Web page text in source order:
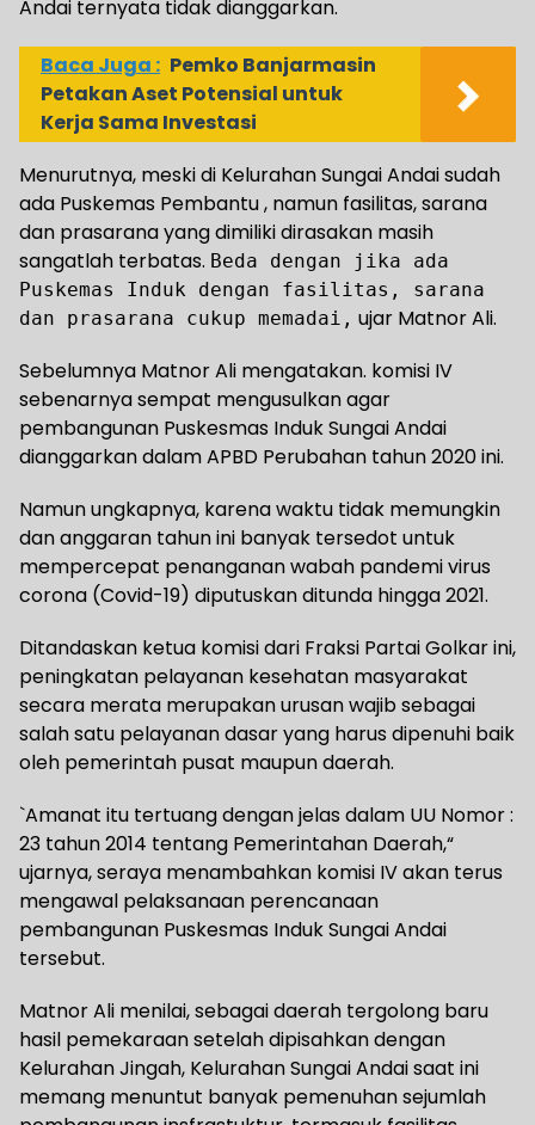
Andai ternyata tidak dianggarkan.
Baca Juga : Pemko Banjarmasin
Petakan Aset Potensial untuk
Kerja Sama Investasi
Menurutnya, meski di Kelurahan Sungai Andai sudah
ada Puskemas Pembantu , namun fasilitas, sarana
dan prasarana yang dimiliki dirasakan masih
sangatlah terbatas. Beda dengan jika ada
Puskemas Induk dengan fasilitas, sarana
dan prasarana cukup memadai, ujar Matnor Ali.
Sebelumnya Matnor Ali mengatakan. komisi IV
sebenarnya sempat mengusulkan agar
pembangunan Puskesmas Induk Sungai Andai
dianggarkan dalam APBD Perubahan tahun 2020 ini.
Namun ungkapnya, karena waktu tidak memungkin
dan anggaran tahun ini banyak tersedot untuk
mempercepat penanganan wabah pandemi virus
corona (Covid-19) diputuskan ditunda hingga 2021.
Ditandaskan ketua komisi dari Fraksi Partai Golkar ini,
peningkatan pelayanan kesehatan masyarakat
secara merata merupakan urusan wajib sebagai
salah satu pelayanan dasar yang harus dipenuhi baik
oleh pemerintah pusat maupun daerah.
`Amanat itu tertuang dengan jelas dalam UU Nomor :
23 tahun 2014 tentang Pemerintahan Daerah,“
ujarnya, seraya menambahkan komisi IV akan terus
mengawal pelaksanaan perencanaan
pembangunan Puskesmas Induk Sungai Andai
tersebut.
Matnor Ali menilai, sebagai daerah tergolong baru
hasil pemekaraan setelah dipisahkan dengan
Kelurahan Jingah, Kelurahan Sungai Andai saat ini
memang menuntut banyak pemenuhan sejumlah